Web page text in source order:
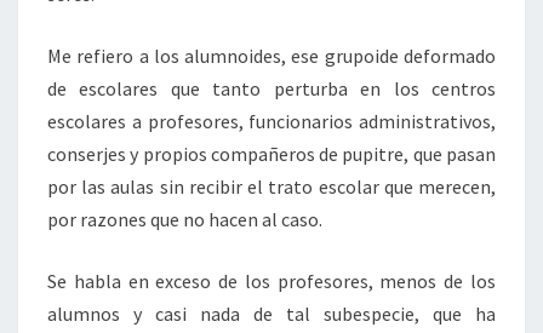
Me refiero a los alumnoides, ese grupoide deformado
de escolares que tanto perturba en los centros
escolares a profesores, funcionarios administrativos,
conserjes y propios compañeros de pupitre, que pasan
por las aulas sin recibir el trato escolar que merecen,
por razones que no hacen al caso.
Se habla en exceso de los profesores, menos de los
alumnos y casi nada de tal subespecie, que ha